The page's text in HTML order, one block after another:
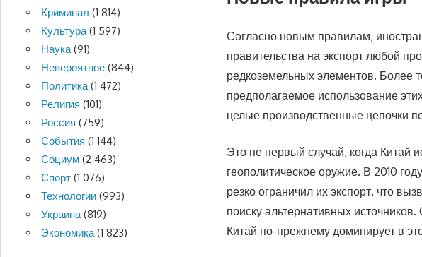
Согласно новым правилам,
правительства на экспорт любой
редкоземельных элементов. Более
предполагаемое использование
целые производственные цепочки
Это не первый случай, когда Китай
геополитическое оружие. В 2010
резко ограничил их экспорт, что
поиску альтернативных
Китай по-прежнему доминирует в
Криминал (1 814)
Культура(1 597)
Наука(91)
Невероятное(844)
Политика(1 472)
Религия (101)
Россия (759)
События (1 144)
Социум(2 463)
Спорт(1 076)
Технологии(993)
Украина(819)
Экономика(1 823)